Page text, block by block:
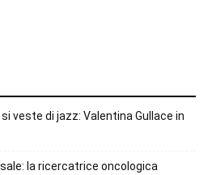
veste di jazz: Valentina Gullace in
la ricercatrice oncologica